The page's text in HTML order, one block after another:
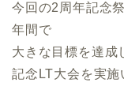
今回の2周年記念
年間で
大きな目標を達成
記念LT大会を実施